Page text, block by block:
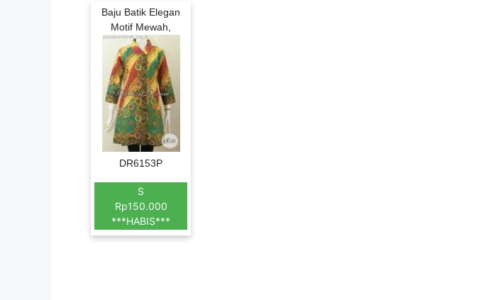
Baju Batik Elegan
Motif Mewah,
DR6153P
S
Rp150.000
***HABIS***